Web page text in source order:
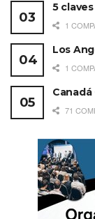
5
1
Los
1
71